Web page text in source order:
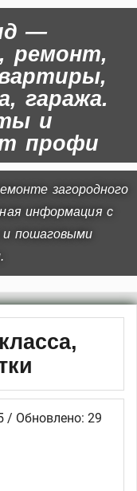
—
ремонт,
гаража.
и
профи
загородного
информация с
пошаговыми
/ Обновлено: 29